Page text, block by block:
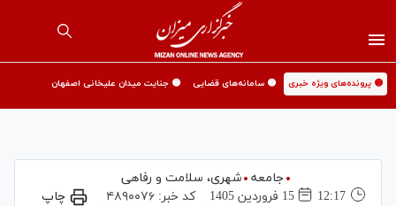
🟡 پرونده‌های ویژه خبری 🟡 سامانه‌های قضایی 🟡 جنایت میدان علیخانی اصفهان
جامعه
شهری،‌ سلامت و رفاهی
12:17
15 فروردين 1405 کد خبر: ۴۸۹۰۰۷۶ چاپ